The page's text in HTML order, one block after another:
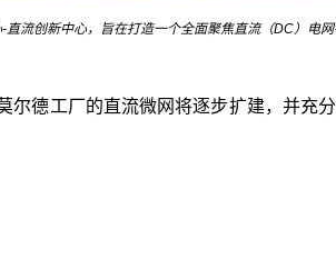
直流创新中心，旨在打造一个全面聚焦直流（DC）电
德工厂的直流微网将逐步扩建，并充